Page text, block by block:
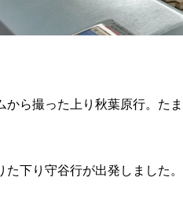
から撮った上り秋葉原行。た
下り守谷行が出発しました